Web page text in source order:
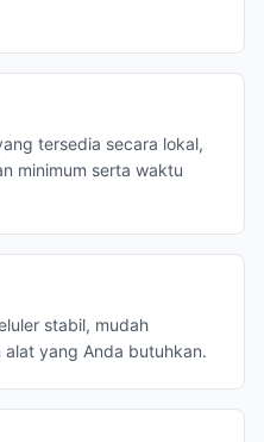
tersedia secara lokal,
minimum serta waktu
stabil, mudah
yang Anda butuhkan.